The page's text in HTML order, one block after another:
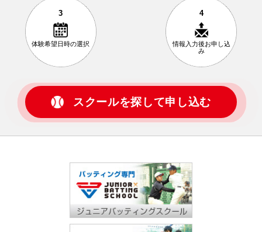
3
体験希望日時の選択
4
情報入力後お申し込
み
スクールを探して申し込む